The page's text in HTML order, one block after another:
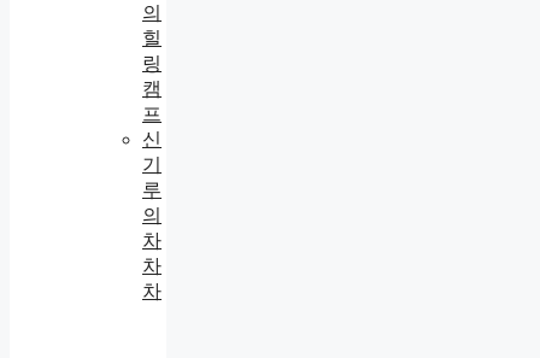
의
힐
링
캠
프
신
기
루
의
차
차
차